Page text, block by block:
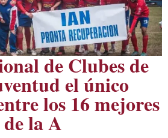
de Clubes de
el único
los 16 mejores
de la A